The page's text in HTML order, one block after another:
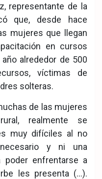
representante de la
que, desde hace
mujeres que llegan
en cursos
alrededor de 500
víctimas de
solteras.
de las mujeres
realmente se
muy difíciles al no
y ni una
poder enfrentarse a
les presenta (…).